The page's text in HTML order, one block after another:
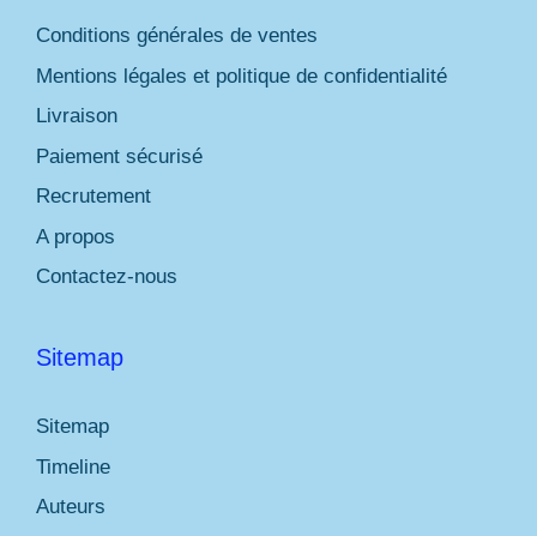
Conditions générales de ventes
Mentions légales et politique de confidentialité
Livraison
Paiement sécurisé
Recrutement
A propos
Contactez-nous
Sitemap
Sitemap
Timeline
Auteurs